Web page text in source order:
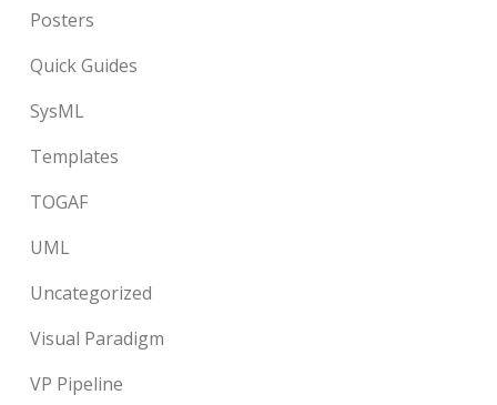
Posters
Quick Guides
SysML
Templates
TOGAF
UML
Uncategorized
Visual Paradigm
VP Pipeline